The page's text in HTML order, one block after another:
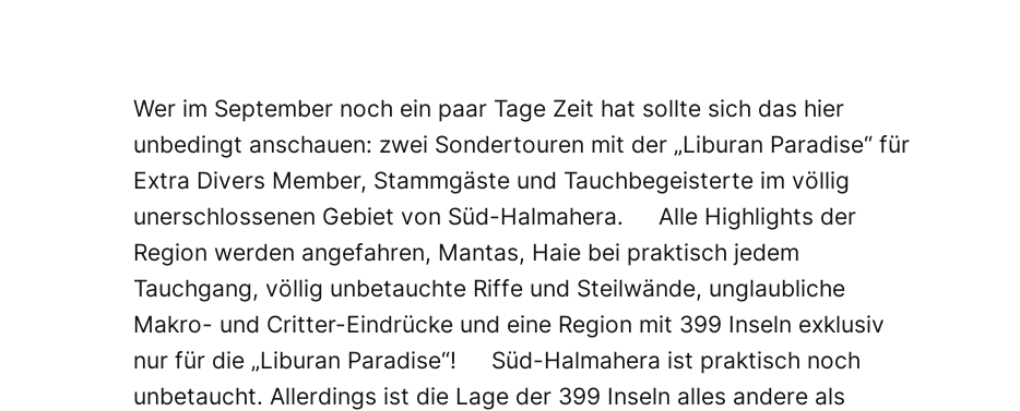
Wer im September noch ein paar Tage Zeit hat sollte sich das hier
unbedingt anschauen: zwei Sondertouren mit der „Liburan Paradise“ für
Extra Divers Member, Stammgäste und Tauchbegeisterte im völlig
unerschlossenen Gebiet von Süd-Halmahera. Alle Highlights der
Region werden angefahren, Mantas, Haie bei praktisch jedem
Tauchgang, völlig unbetauchte Riffe und Steilwände, unglaubliche
Makro- und Critter-Eindrücke und eine Region mit 399 Inseln exklusiv
nur für die „Liburan Paradise“! Süd-Halmahera ist praktisch noch
unbetaucht. Allerdings ist die Lage der 399 Inseln alles andere als